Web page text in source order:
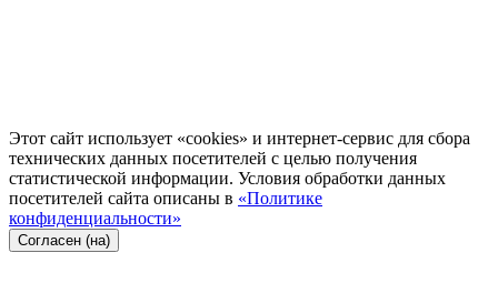
Этот сайт использует «cookies» и интернет-сервис для сбора
технических данных посетителей с целью получения
статистической информации. Условия обработки данных
посетителей сайта описаны в «Политике
конфиденциальности»
Согласен (на)